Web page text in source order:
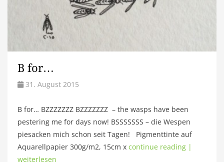
B for…
31. August 2015
B for… BZZZZZZZ BZZZZZZZ – the wasps have been
pestering me for days now! BSSSSSSS – die Wespen
piesacken mich schon seit Tagen! Pigmenttinte auf
Aquarellpapier 300g/m2, 15cm x continue reading |
weiterlesen